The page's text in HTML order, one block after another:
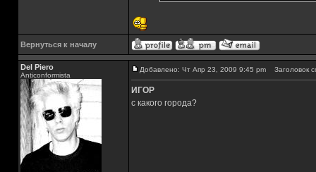
Вернуться к началу
Del Piero
Аnticonformista
Добавлено: Чт Апр 23, 2009 9:45 pm Заголовок
ИГОР
с какого города?